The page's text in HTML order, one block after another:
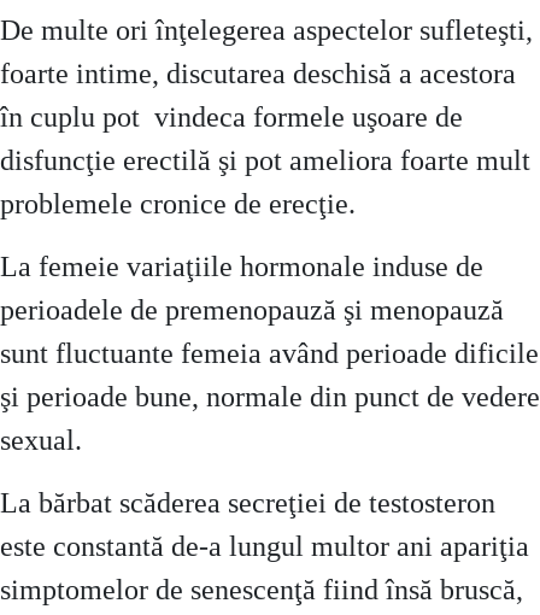
De multe ori înţelegerea aspectelor sufleteşti,
foarte intime, discutarea deschisă a acestora
în cuplu pot vindeca formele uşoare de
disfuncţie erectilă şi pot ameliora foarte mult
problemele cronice de erecţie.
La femeie variaţiile hormonale induse de
perioadele de premenopauză şi menopauză
sunt fluctuante femeia având perioade dificile
şi perioade bune, normale din punct de vedere
sexual.
La bărbat scăderea secreţiei de testosteron
este constantă de-a lungul multor ani apariţia
simptomelor de senescenţă fiind însă bruscă,